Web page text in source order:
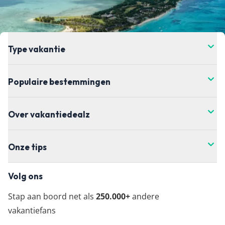
Type vakantie
Populaire bestemmingen
Over vakantiedealz
Onze tips
Volg ons
Stap aan boord net als 250.000+andere
vakantiefans